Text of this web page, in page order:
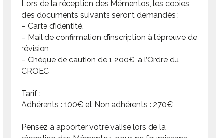
Lors de la réception des Mémentos, les copies
des documents suivants seront demandés :
– Carte d’identité,
– Mail de confirmation d’inscription à l’épreuve de
révision
– Chèque de caution de 1 200€, à l’Ordre du
CROEC
Tarif :
Adhérents : 100€ et Non adhérents : 270€
Pensez à apporter votre valise lors de la